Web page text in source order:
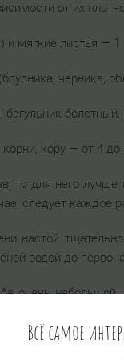
от их
и мягкие листья — 1
черника,
багульник
кору — от 4 до
то для него
следует каждое
настой
водой до
очень
Всё самое